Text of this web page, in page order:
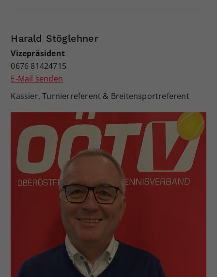
Harald Stöglehner
Vizepräsident
0676 81424715
E-Mail senden
Kassier, Turnierreferent & Breitensportreferent